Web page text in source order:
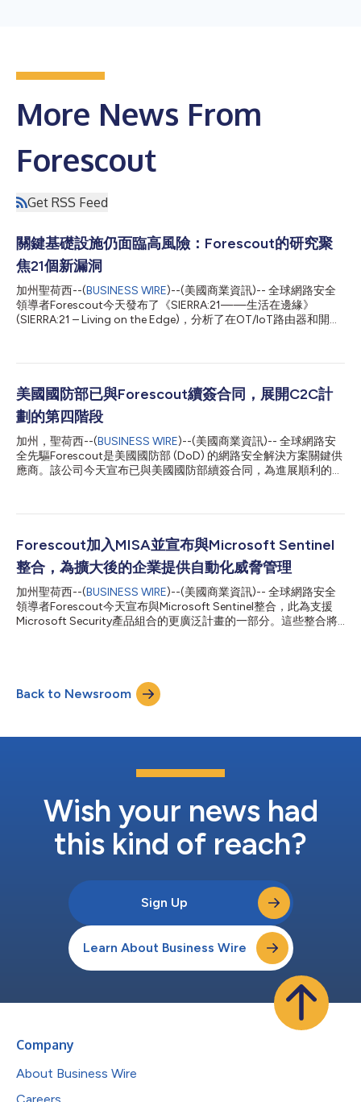
More News From
Forescout
Get RSS Feed
關鍵基礎設施仍面臨高風險：Forescout的研究聚
焦21個新漏洞
加州聖荷西--(BUSINESS WIRE)--(美國商業資訊)-- 全球網路安全
領導者Forescout今天發布了《SIERRA:21——生活在邊緣》
(SIERRA:21 – Living on the Edge)，分析了在OT/IoT路由器和開放
寫，強調了關鍵基礎設施面臨的持續風險，並揭示了可能的緩解措
AirLink蜂窩路由器及其一些開放原始碼組件（如TinyXML和
OpenNDS）的研究。Sierra Wireless路由器很受歡迎，一個Wi-Fi
網路開放資料庫顯示，全球有24.5萬個網路在各種應用中使用
Sierra Wireless。例如，Sierra Wireless路由器用於警車與中央網路
管理系統的連接或流式監控視訊、製造廠的工業資產監控、醫療設
施的臨時連接，以及管理電動汽車充電站。這21個新漏洞有可能導
致重要通訊中斷，從而影響日常生活。 閱讀部...
美國國防部已與Forescout續簽合同，展開C2C計
劃的第四階段
加州，聖荷西--(BUSINESS WIRE)--(美國商業資訊)-- 全球網路安
全先驅Forescout是美國國防部 (DoD) 的網路安全解決方案關鍵供
應商。該公司今天宣布已與美國國防部續簽合同，為進展順利的
「美國國防部資訊網」(DoDIN) 中執行零信任訪問原則，有望可讓
標向前邁進一步。 一如防衛資訊系統局 (DISA) 的C2C計畫管理辦
公室 (PMO) 對外所述，新合同也將為C2C平台增添額外功能，徹
底改變營運技術網路的安全性，並將風險管理和制訂決策整合至現
有的C2C平台中。這一新增功能可讓美國國防部將美國國家標準與
技術局零信任原則 (NIST zero trust principles) 應用到部內數百萬
台設備上。運用Forescout的C2C專長實施零信任原則的工作已在
陸軍的部分單位透過戈登堡學校 (Fort Gordon) 的教學活動和國防
Forescout加入MISA並宣布與Microsoft Sentinel
整合，為擴大後的企業提供自動化威脅管理
加州聖荷西--(BUSINESS WIRE)--(美國商業資訊)-- 全球網路安全
領導者Forescout今天宣布與Microsoft Sentinel整合，此為支援
Microsoft Security產品組合的更廣泛計畫的一部分。這些整合將
顯示許多組織當前分散的網路安全框架和工具是不夠的。安全營運
中心(SOC)人手不足、無人管理的裝置激增，以及老舊系統上新發
現和可利用的漏洞，都加劇和惡化了入侵的風險和可能性。老練的
種誤報，並且漏報的威脅沒有被分配適當的優先順序，或沒有得到
類型——資訊科技、營運科技、物聯網和醫療物聯網，代管、未
代管或不可代理——並支援自動執行適當的安全和法規遵從措
幸能透過與Microsoft Se...
Back to Newsroom
Wish your news had
this kind of reach?
Sign Up
Learn About Business Wire
Company
About Business Wire